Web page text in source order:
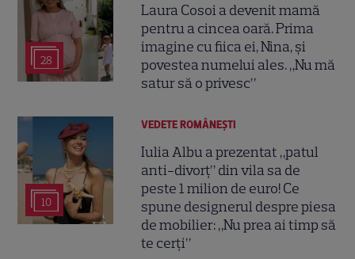
28
Laura Cosoi a devenit mamă
pentru a cincea oară. Prima
imagine cu fiica ei, Nina, și
povestea numelui ales. „Nu mă
satur să o privesc”
10
VEDETE ROMÂNEŞTI
Iulia Albu a prezentat „patul
anti-divorț” din vila sa de
peste 1 milion de euro! Ce
spune designerul despre piesa
de mobilier: „Nu prea ai timp să
te cerți”